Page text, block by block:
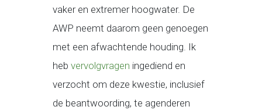
vaker en extremer hoogwater. De
AWP neemt daarom geen genoegen
met een afwachtende houding. Ik
heb vervolgvragen ingediend en
verzocht om deze kwestie, inclusief
de beantwoording, te agenderen